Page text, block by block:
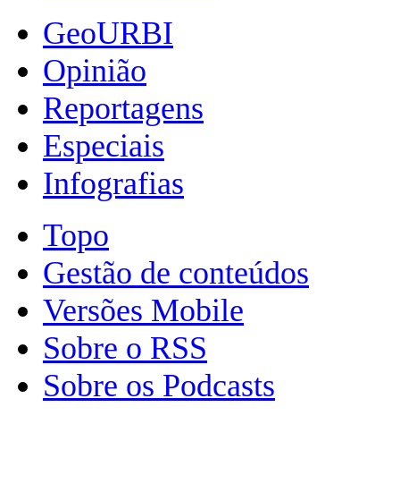
GeoURBI
Opinião
Reportagens
Especiais
Infografias
Topo
Gestão de conteúdos
Versões Mobile
Sobre o RSS
Sobre os Podcasts